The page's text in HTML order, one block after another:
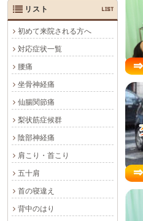
リスト LIST
初めて来院される方へ
対応症状一覧
腰痛
坐骨神経痛
仙腸関節痛
梨状筋症候群
陰部神経痛
肩こり・首こり
五十肩
首の寝違え
背中のはり